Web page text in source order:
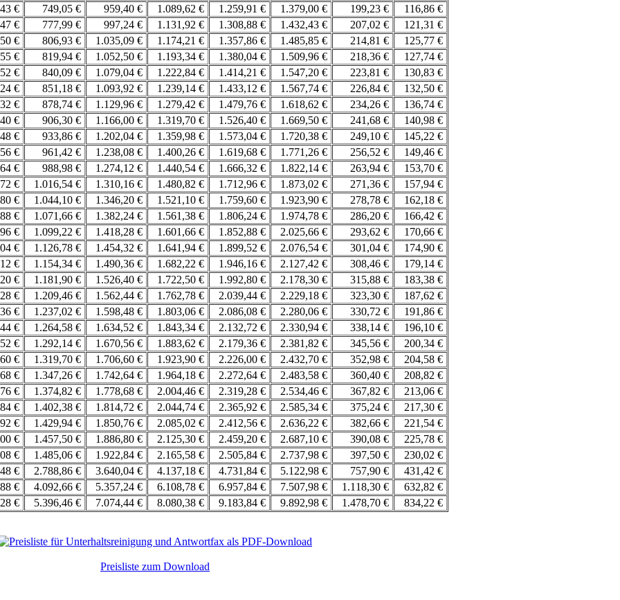
€
749,05 € 959,40 € 1.089,62 € 1.259,91 € 1.379,00 € 199,23 €
116,86 €
€
777,99 € 997,24 € 1.131,92 € 1.308,88 € 1.432,43 € 207,02 €
121,31 €
€
806,93 € 1.035,09 € 1.174,21 € 1.357,86 € 1.485,85 € 214,81 €
125,77 €
€
819,94 € 1.052,50 € 1.193,34 € 1.380,04 € 1.509,96 € 218,36 €
127,74 €
€
840,09 € 1.079,04 € 1.222,84 € 1.414,21 € 1.547,20 € 223,81 €
130,83 €
€
851,18 € 1.093,92 € 1.239,14 € 1.433,12 € 1.567,74 € 226,84 €
132,50 €
€
878,74 € 1.129,96 € 1.279,42 € 1.479,76 € 1.618,62 € 234,26 €
136,74 €
€
906,30 € 1.166,00 € 1.319,70 € 1.526,40 € 1.669,50 € 241,68 €
140,98 €
€
933,86 € 1.202,04 € 1.359,98 € 1.573,04 € 1.720,38 € 249,10 €
145,22 €
€
961,42 € 1.238,08 € 1.400,26 € 1.619,68 € 1.771,26 € 256,52 €
149,46 €
€
988,98 € 1.274,12 € 1.440,54 € 1.666,32 € 1.822,14 € 263,94 €
153,70 €
€
1.016,54 € 1.310,16 € 1.480,82 € 1.712,96 € 1.873,02 € 271,36 €
157,94 €
€
1.044,10 € 1.346,20 € 1.521,10 € 1.759,60 € 1.923,90 € 278,78 €
162,18 €
€
1.071,66 € 1.382,24 € 1.561,38 € 1.806,24 € 1.974,78 € 286,20 €
166,42 €
€
1.099,22 € 1.418,28 € 1.601,66 € 1.852,88 € 2.025,66 € 293,62 €
170,66 €
€
1.126,78 € 1.454,32 € 1.641,94 € 1.899,52 € 2.076,54 € 301,04 €
174,90 €
€
1.154,34 € 1.490,36 € 1.682,22 € 1.946,16 € 2.127,42 € 308,46 €
179,14 €
€
1.181,90 € 1.526,40 € 1.722,50 € 1.992,80 € 2.178,30 € 315,88 €
183,38 €
€
1.209,46 € 1.562,44 € 1.762,78 € 2.039,44 € 2.229,18 € 323,30 €
187,62 €
€
1.237,02 € 1.598,48 € 1.803,06 € 2.086,08 € 2.280,06 € 330,72 €
191,86 €
€
1.264,58 € 1.634,52 € 1.843,34 € 2.132,72 € 2.330,94 € 338,14 €
196,10 €
€
1.292,14 € 1.670,56 € 1.883,62 € 2.179,36 € 2.381,82 € 345,56 €
200,34 €
€
1.319,70 € 1.706,60 € 1.923,90 € 2.226,00 € 2.432,70 € 352,98 €
204,58 €
€
1.347,26 € 1.742,64 € 1.964,18 € 2.272,64 € 2.483,58 € 360,40 €
208,82 €
€
1.374,82 € 1.778,68 € 2.004,46 € 2.319,28 € 2.534,46 € 367,82 €
213,06 €
€
1.402,38 € 1.814,72 € 2.044,74 € 2.365,92 € 2.585,34 € 375,24 €
217,30 €
€
1.429,94 € 1.850,76 € 2.085,02 € 2.412,56 € 2.636,22 € 382,66 €
221,54 €
€
1.457,50 € 1.886,80 € 2.125,30 € 2.459,20 € 2.687,10 € 390,08 €
225,78 €
€
1.485,06 € 1.922,84 € 2.165,58 € 2.505,84 € 2.737,98 € 397,50 €
230,02 €
€
2.788,86 € 3.640,04 € 4.137,18 € 4.731,84 € 5.122,98 € 757,90 €
431,42 €
€
4.092,66 € 5.357,24 € 6.108,78 € 6.957,84 € 7.507,98 € 1.118,30 €
632,82 €
€
5.396,46 € 7.074,44 € 8.080,38 € 9.183,84 € 9.892,98 € 1.478,70 € 834,22 €
Preisliste zum Download